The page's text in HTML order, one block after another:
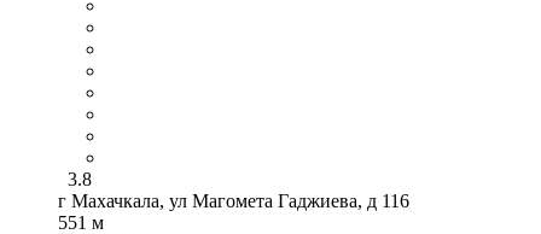
3.8
г Махачкала, ул Магомета Гаджиева, д 116
551 м